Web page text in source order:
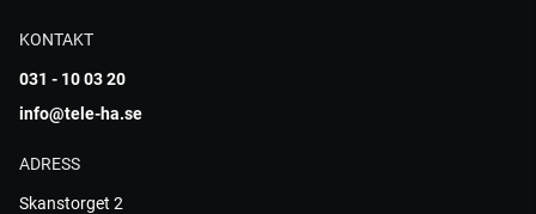
KONTAKT
031 - 10 03 20
info@tele-ha.se
ADRESS
Skanstorget 2